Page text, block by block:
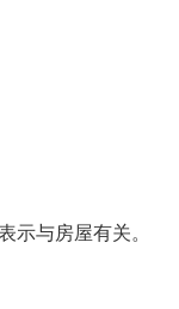
示与房屋有关。